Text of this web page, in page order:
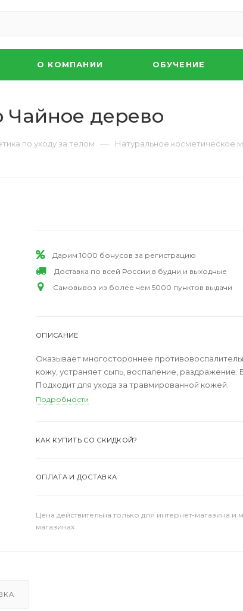
О КОМПАНИИ ОБУЧЕНИЕ
Чайное дерево
по уходу за телом — Натуральное косметическое
Дарим 1000 бонусов за регистрацию
Доставка по всей России в будни и выходные
Самовывоз из более чем 5000 пунктов выдачи
ОПИСАНИЕ
Оказывает многостороннее
кожу, устраняет сыпь, воспаление,
Подходит для ухода за травмированной кожей.
Подробности
КАК КУПИТЬ СО СКИДКОЙ?
ОПЛАТА И ДОСТАВКА
Цена действительна только для интернет-магазина и
магазинах